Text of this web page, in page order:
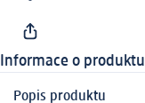
Informace o produktu
Popis produktu